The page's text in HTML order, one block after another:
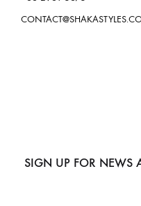
SIGN UP FOR NEWS